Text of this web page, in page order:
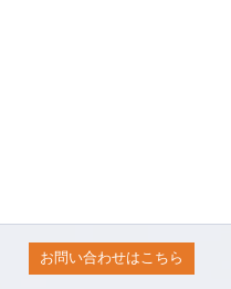
お問い合わせはこちら